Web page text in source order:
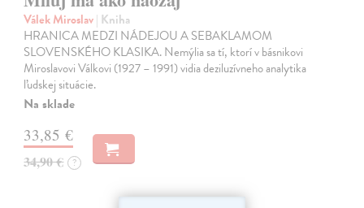
Válek Miroslav| Kniha
HRANICA MEDZI NÁDEJOU A SEBAKLAMOM
SLOVENSKÉHO KLASIKA. Nemýlia sa tí, ktorí v básnikovi
Miroslavovi Válkovi (1927 – 1991) vidia deziluzívneho analytika
ľudskej situácie.
Na sklade
33,85 €
34,90 € ?